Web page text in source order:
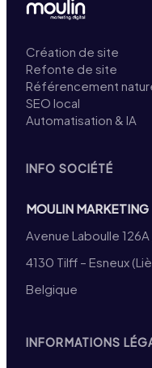
Création de site
Refonte de site
Référencement
SEO local
Automatisation & IA
INFO SOCIÉTÉ
MOULIN MARKETING
Avenue Laboulle 126A
4130 Tilff – Esneux
Belgique
INFORMATIONS